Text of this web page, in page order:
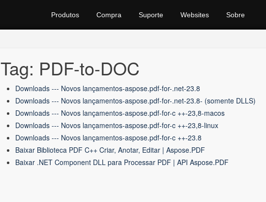
Produtos Compra Suporte Websites Sobre
Tag: PDF-to-DOC
Downloads --- Novos lançamentos-aspose.pdf-for-.net-23.8
Downloads --- Novos lançamentos-aspose.pdf-for-.net-23.8- (somente DLLS)
Downloads --- Novos lançamentos-aspose.pdf-for-c ++-23,8-macos
Downloads --- Novos lançamentos-aspose.pdf-for-c ++-23,8-linux
Downloads --- Novos lançamentos-aspose.pdf-for-c ++-23.8
Baixar Biblioteca PDF C++ Criar, Anotar, Editar | Aspose.PDF
Baixar .NET Component DLL para Processar PDF | API Aspose.PDF